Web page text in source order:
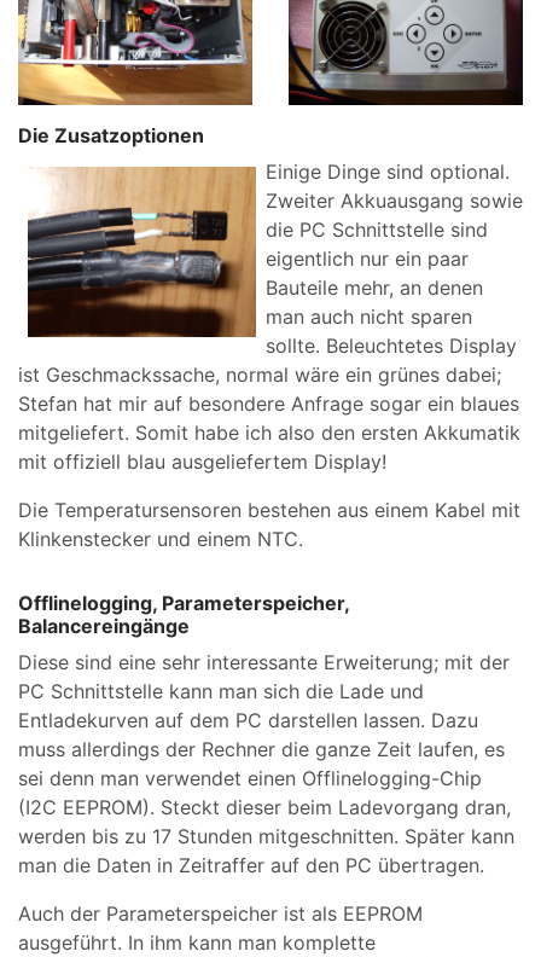
Die Zusatzoptionen
Einige Dinge sind optional.
Zweiter Akkuausgang sowie
die PC Schnittstelle sind
eigentlich nur ein paar
Bauteile mehr, an denen
man auch nicht sparen
sollte. Beleuchtetes Display
ist Geschmackssache, normal wäre ein grünes dabei;
Stefan hat mir auf besondere Anfrage sogar ein blaues
mitgeliefert. Somit habe ich also den ersten Akkumatik
mit offiziell blau ausgeliefertem Display!
Die Temperatursensoren bestehen aus einem Kabel mit
Klinkenstecker und einem NTC.
Offlinelogging, Parameterspeicher,
Balancereingänge
Diese sind eine sehr interessante Erweiterung; mit der
PC Schnittstelle kann man sich die Lade und
Entladekurven auf dem PC darstellen lassen. Dazu
muss allerdings der Rechner die ganze Zeit laufen, es
sei denn man verwendet einen Offlinelogging-Chip
(I2C EEPROM). Steckt dieser beim Ladevorgang dran,
werden bis zu 17 Stunden mitgeschnitten. Später kann
man die Daten in Zeitraffer auf den PC übertragen.
Auch der Parameterspeicher ist als EEPROM
ausgeführt. In ihm kann man komplette